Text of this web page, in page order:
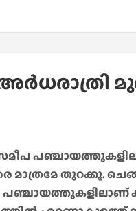
തുറക്കൂ.